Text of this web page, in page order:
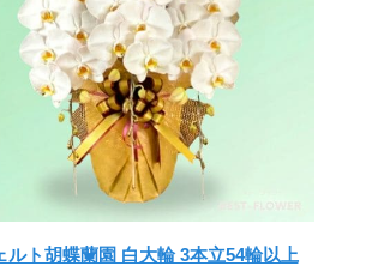
ルト胡蝶蘭園 白大輪 3本立54輪以上